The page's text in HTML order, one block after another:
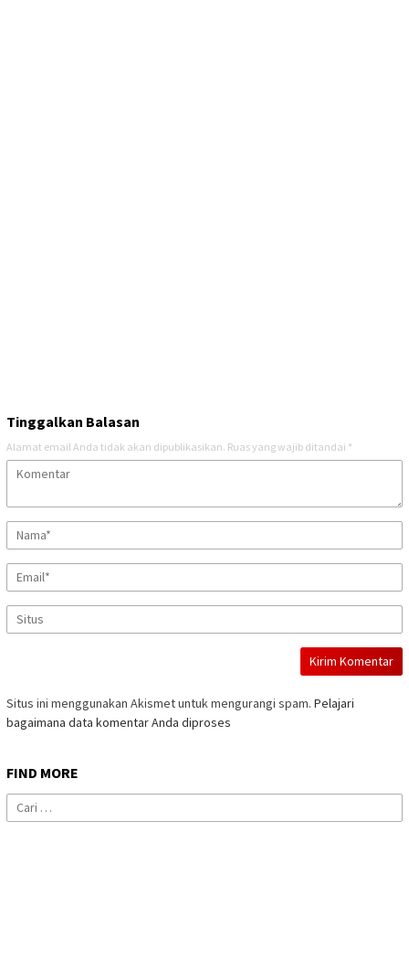
Tinggalkan Balasan
Alamat email Anda tidak akan dipublikasikan. Ruas yang wajib ditandai *
Situs ini menggunakan Akismet untuk mengurangi spam. Pelajari
bagaimana data komentar Anda diproses
FIND MORE
Cari
untuk: